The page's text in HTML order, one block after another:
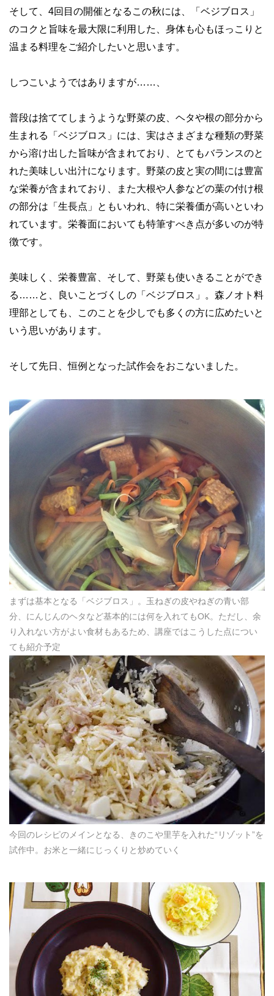
そして、4回目の開催となるこの秋には、「ベジブロス」
のコクと旨味を最大限に利用した、身体も心もほっこりと
温まる料理をご紹介したいと思います。
しつこいようではありますが……、
普段は捨ててしまうような野菜の皮、ヘタや根の部分から
生まれる「ベジブロス」には、実はさまざまな種類の野菜
から溶け出した旨味が含まれており、とてもバランスのと
れた美味しい出汁になります。野菜の皮と実の間には豊富
な栄養が含まれており、また大根や人参などの葉の付け根
の部分は「生長点」ともいわれ、特に栄養価が高いといわ
れています。栄養面においても特筆すべき点が多いのが特
徴です。
美味しく、栄養豊富、そして、野菜も使いきることができ
る……と、良いことづくしの「ベジブロス」。森ノオト料
理部としても、このことを少しでも多くの方に広めたいと
いう思いがあります。
そして先日、恒例となった試作会をおこないました。
まずは基本となる「ベジブロス」。玉ねぎの皮やねぎの青い部
分、にんじんのヘタなど基本的には何を入れてもOK。ただし、余
り入れない方がよい食材もあるため、講座ではこうした点につい
ても紹介予定
今回のレシピのメインとなる、きのこや里芋を入れた“リゾット”を
試作中。お米と一緒にじっくりと炒めていく